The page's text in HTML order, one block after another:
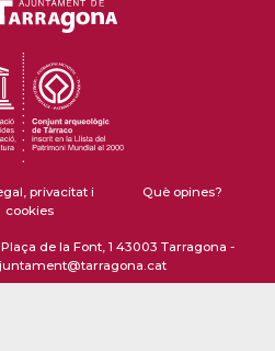
privacitat i
cookies
Què opines?
de la Font, 1 43003 Tarragona -